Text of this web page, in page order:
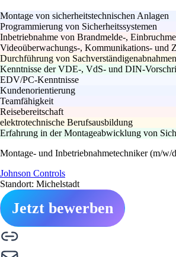
Montage von sicherheitstechnischen Anlagen
Programmierung von Sicherheitssystemen
Inbetriebnahme von Brandmelde-,
Videoüberwachungs-, Kommunikations- und
Durchführung von Sachverständigenabnahmen
Kenntnisse der VDE-, VdS- und DIN-
EDV/PC-Kenntnisse
Kundenorientierung
Teamfähigkeit
Reisebereitschaft
elektrotechnische Berufsausbildung
Erfahrung in der Montageabwicklung von
Montage- und Inbetriebnahmetechniker (m/w/
Johnson Controls
Standort: Michelstadt
Jetzt bewerben